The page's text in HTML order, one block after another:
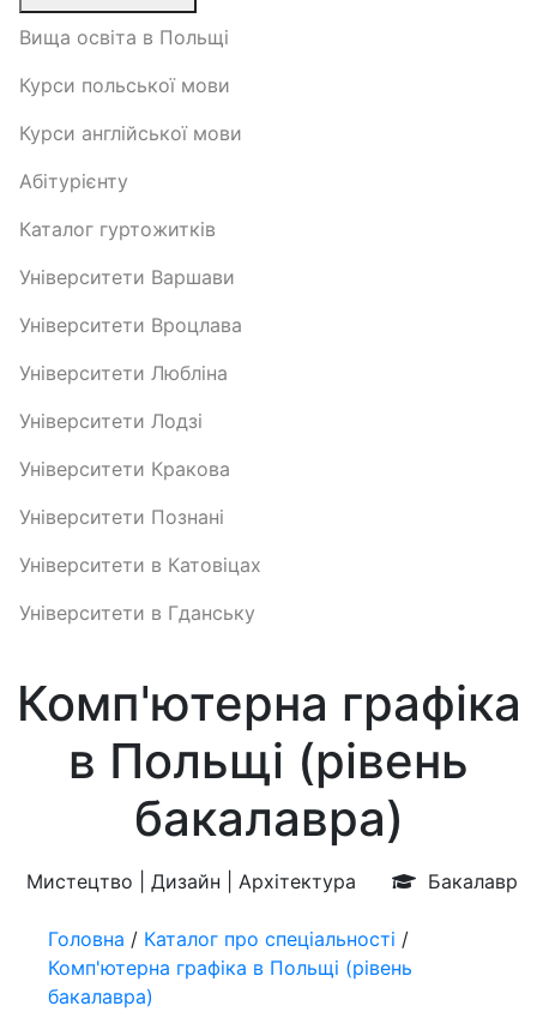
Вища освіта в Польщі
Курси польської мови
Курси англійської мови
Абітурієнту
Каталог гуртожитків
Університети Варшави
Університети Вроцлава
Університети Любліна
Університети Лодзі
Університети Кракова
Університети Познані
Університети в Катовіцах
Університети в Гданську
Комп'ютерна графіка
в Польщі (рівень
бакалавра)
Мистецтво | Дизайн | Архітектура Бакалавр
Головна / Каталог про спеціальності /
Комп'ютерна графіка в Польщі (рівень
бакалавра)